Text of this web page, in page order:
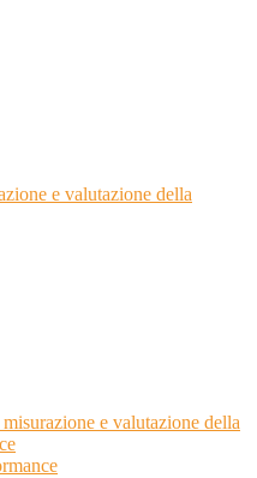
e valutazione della
e valutazione della